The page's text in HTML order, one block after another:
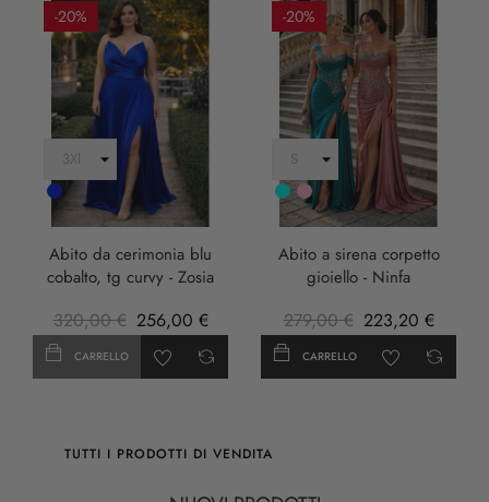
-20%
Cobalto
Abito da cerimonia blu
cobalto, tg curvy - Zosia
320,00 € 256,00 €
CARRELLO
-20%
Turchese
rosa
anticha
Abito a sirena corpetto
gioiello - Ninfa
279,00 € 223,20 €
CARRELLO
TUTTI I PRODOTTI DI VENDITA